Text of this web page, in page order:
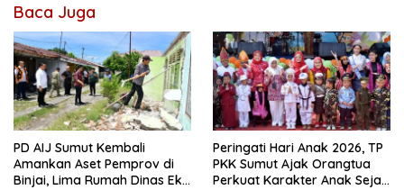
Baca Juga
PD AIJ Sumut Kembali
Amankan Aset Pemprov di
Binjai, Lima Rumah Dinas Eks
Peringati Hari Anak 2026, TP
PKK Sumut Ajak Orangtua
Perkuat Karakter Anak Sejak